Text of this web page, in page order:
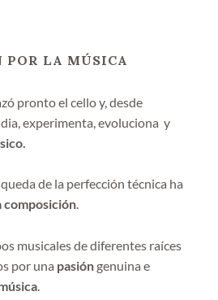
POR LA MÚSICA
pronto el cello y, desde
experimenta, evoluciona y
de la perfección técnica ha
composición.
musicales de diferentes raíces
por una pasión genuina e